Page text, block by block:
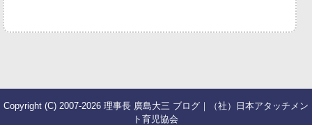
イ
Copyright (C) 2007-2026 理事長 廣島大三 ブログ｜（社）日本アタッチメン
ト育児協会